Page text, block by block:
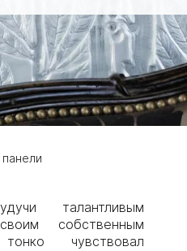
талантливым
собственным
чувствовал